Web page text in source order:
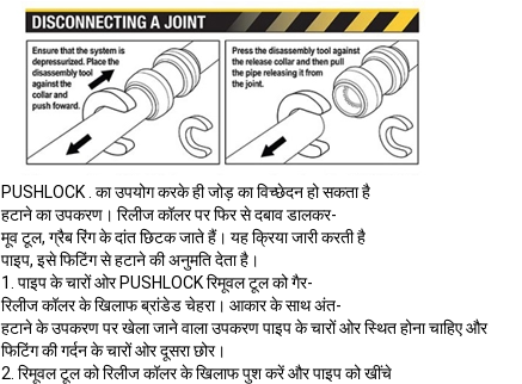
PUSHLOCK . का उपयोग करके ही जोड़ का विच्छेदन हो सकता है
हटाने का उपकरण। रिलीज कॉलर पर फिर से दबाव डालकर-
मूव टूल, ग्रैब रिंग के दांत छिटक जाते हैं। यह क्रिया जारी करती है
पाइप, इसे फिटिंग से हटाने की अनुमति देता है।
1. पाइप के चारों ओर PUSHLOCK रिमूवल टूल को गैर-
रिलीज कॉलर के खिलाफ ब्रांडेड चेहरा। आकार के साथ अंत-
हटाने के उपकरण पर खेला जाने वाला उपकरण पाइप के चारों ओर स्थित होना चाहिए और
फिटिंग की गर्दन के चारों ओर दूसरा छोर।
2. रिमूवल टूल को रिलीज कॉलर के खिलाफ पुश करें और पाइप को खींचे